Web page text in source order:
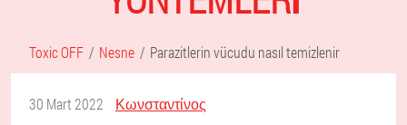
Toxic OFF Nesne Parazitlerin vücudu nasıl temizlenir
30 Mart 2022
Κωνσταντίνος